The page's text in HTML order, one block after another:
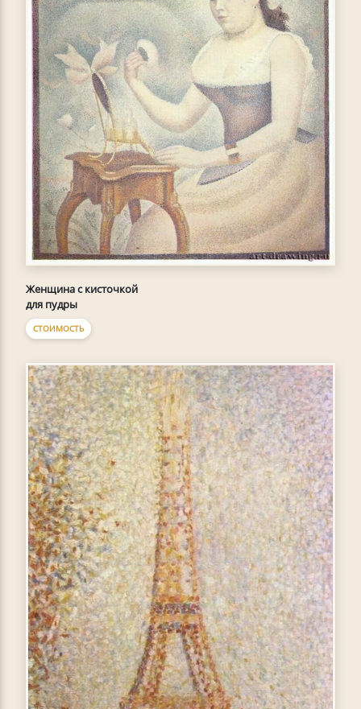
Женщина с кисточкой
для пудры
СТОИМОСТЬ